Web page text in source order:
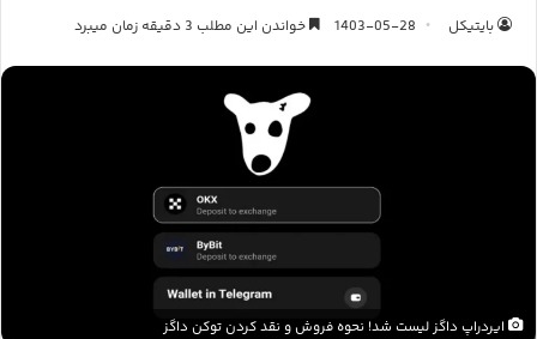
بایتیکل 1403-05-28 خواندن این مطلب 3 دقیقه زمان میبرد
ایردراپ داگز لیست شد! نحوه فروش و نقد کردن توکن داگز